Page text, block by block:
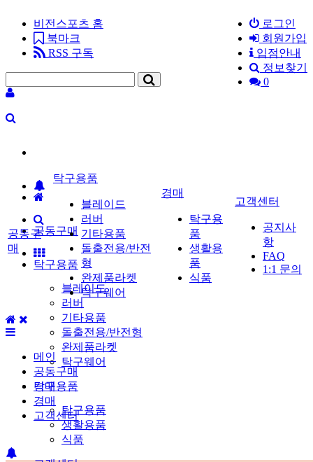
비전스포츠 홈
북마크
RSS 구독
로그인
회원가입
입점안내
정보찾기
0
공동구매
탁구용품
블레이드
러버
기타용품
돌출전용/반전형
완제품라켓
탁구웨어
경매
탁구용품
생활용품
식품
공동구
매
탁구용품
블레이드
러버
기타용품
돌출전용/반전
형
완제품라켓
탁구웨어
경매
탁구용
품
생활용
품
식품
고객센터
공지사
항
FAQ
1:1 문의
메인
공동구매
탁구용품
경매
고객센터